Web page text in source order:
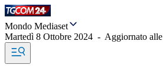
Mondo Mediaset
Martedì 8 Ottobre 2024 - Aggiornato alle